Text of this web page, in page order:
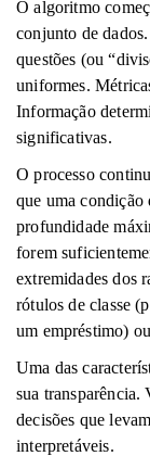
O algoritmo
conjunto de
questões (ou
uniformes.
Informação
significativas.
O processo
que uma condição
profundidade
forem
extremidades dos
rótulos de classe
um empréstimo)
Uma das
sua transparência.
decisões que
interpretáveis.